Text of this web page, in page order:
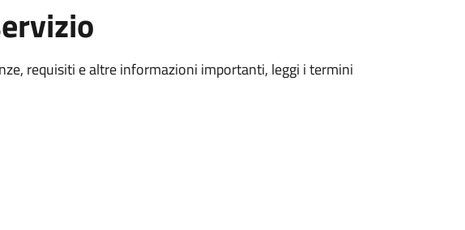
requisiti e altre informazioni importanti, leggi i termini